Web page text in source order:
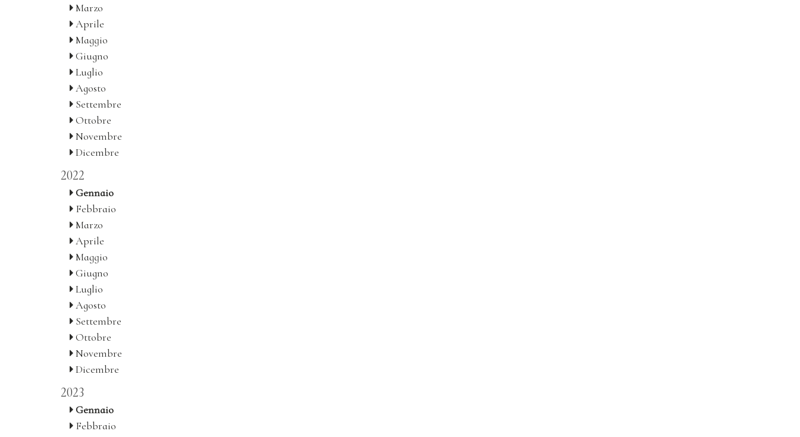
Marzo
Aprile
Maggio
Giugno
Luglio
Agosto
Settembre
Ottobre
Novembre
Dicembre
2022
Gennaio
Febbraio
Marzo
Aprile
Maggio
Giugno
Luglio
Agosto
Settembre
Ottobre
Novembre
Dicembre
2023
Gennaio
Febbraio